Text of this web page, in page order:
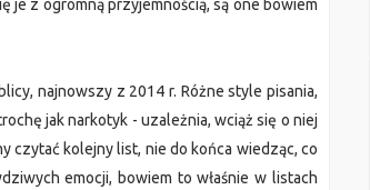
je z ogromną przyjemnością, są one bowiem
najnowszy z 2014 r. Różne style pisania,
jak narkotyk - uzależnia, wciąż się o niej
czytać kolejny list, nie do końca wiedząc, co
emocji, bowiem to właśnie w listach